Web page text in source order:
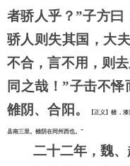
者骄人乎？”子方曰
骄人则失其国，大
不合，言不用，则
同之哉！”子击不怿
雒阴、合阳。
【正义】雒，
县南三里。雒阴在同州西也。”
二十二年，魏、